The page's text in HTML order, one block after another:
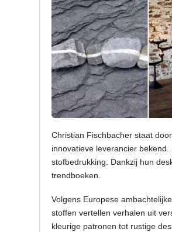
Christian Fischbacher staat
innovatieve leverancier
stofbedrukking. Dankzij hun
trendboeken.
Volgens Europese
stoffen vertellen verhalen uit
kleurige patronen tot rustige